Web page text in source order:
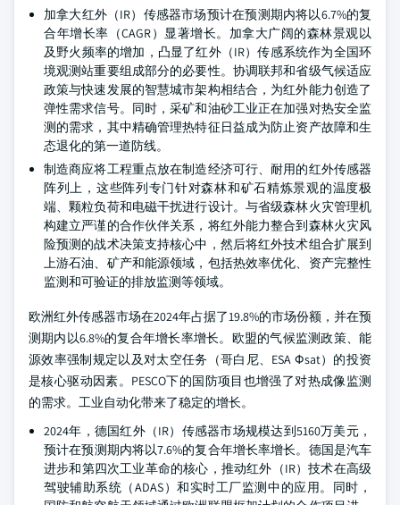
加拿大红外（IR）传感器市场预计在预测期内将以6.7%的复
合年增长率（CAGR）显著增长。加拿大广阔的森林景观以
及野火频率的增加，凸显了红外（IR）传感系统作为全国环
境观测站重要组成部分的必要性。协调联邦和省级气候适应
政策与快速发展的智慧城市架构相结合，为红外能力创造了
弹性需求信号。同时，采矿和油砂工业正在加强对热安全监
测的需求，其中精确管理热特征日益成为防止资产故障和生
态退化的第一道防线。
制造商应将工程重点放在制造经济可行、耐用的红外传感器
阵列上，这些阵列专门针对森林和矿石精炼景观的温度极
端、颗粒负荷和电磁干扰进行设计。与省级森林火灾管理机
构建立严谨的合作伙伴关系，将红外能力整合到森林火灾风
险预测的战术决策支持核心中，然后将红外技术组合扩展到
上游石油、矿产和能源领域，包括热效率优化、资产完整性
监测和可验证的排放监测等领域。
欧洲红外传感器市场在2024年占据了19.8%的市场份额，并在预
测期内以6.8%的复合年增长率增长。欧盟的气候监测政策、能
源效率强制规定以及对太空任务（哥白尼、ESA Φsat）的投资
是核心驱动因素。PESCO下的国防项目也增强了对热成像监测
的需求。工业自动化带来了稳定的增长。
2024年，德国红外（IR）传感器市场规模达到5160万美元，
预计在预测期内将以7.6%的复合年增长率增长。德国是汽车
进步和第四次工业革命的核心，推动红外（IR）技术在高级
驾驶辅助系统（ADAS）和实时工厂监测中的应用。同时，